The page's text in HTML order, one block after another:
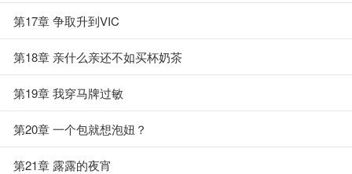
第17章 争取升到VIC
第18章 亲什么亲还不如买杯奶茶
第19章 我穿马牌过敏
第20章 一个包就想泡妞？
第21章 露露的夜宵